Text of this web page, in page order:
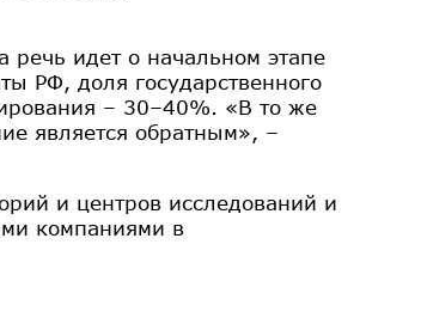
речь идет о начальном этапе
РФ, доля государственного
– 30–40%. «В то же
является обратным», –
и центров исследований и
компаниями в